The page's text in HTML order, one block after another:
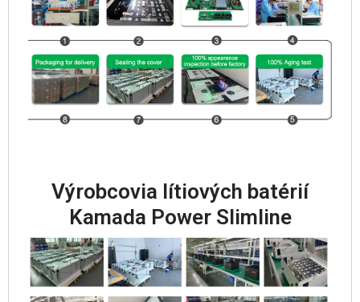
Výrobcovia lítiových batérií
Kamada Power Slimline